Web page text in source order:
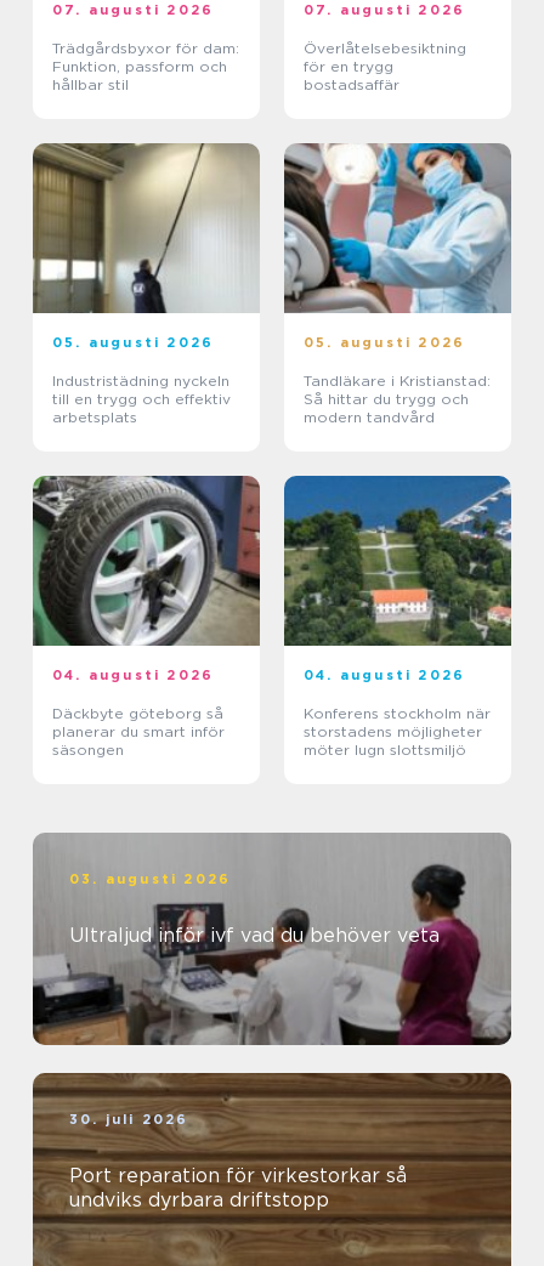
07. augusti 2026
Trädgårdsbyxor för dam:
Funktion, passform och
hållbar stil
07. augusti 2026
Överlåtelsebesiktning
för en trygg
bostadsaffär
05. augusti 2026
Industristädning nyckeln
till en trygg och effektiv
arbetsplats
05. augusti 2026
Tandläkare i Kristianstad:
Så hittar du trygg och
modern tandvård
04. augusti 2026
Däckbyte göteborg så
planerar du smart inför
säsongen
04. augusti 2026
Konferens stockholm när
storstadens möjligheter
möter lugn slottsmiljö
03. augusti 2026
Ultraljud inför ivf vad du behöver veta
30. juli 2026
Port reparation för virkestorkar så
undviks dyrbara driftstopp